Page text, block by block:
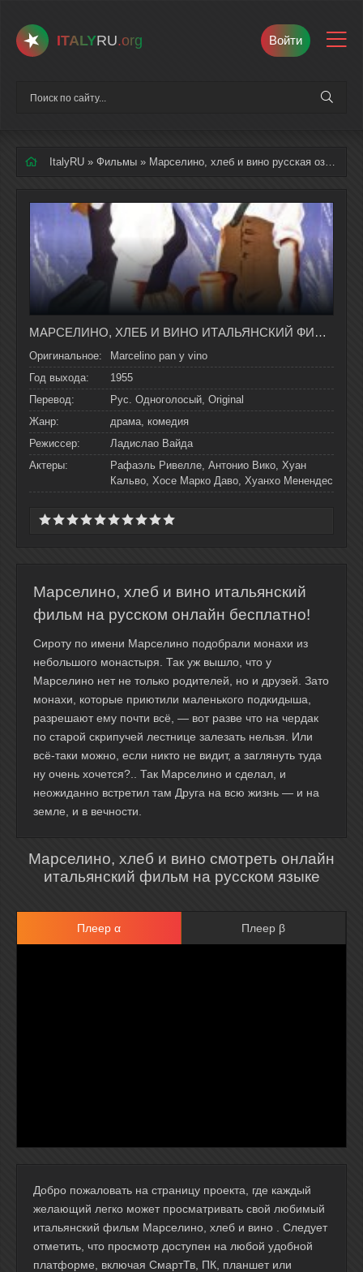
ITALYRU.org Войти
ItalyRU » Фильмы » Марселино, хлеб и вино русская озвучка полностью смотреть онлайн
МАРСЕЛИНО, ХЛЕБ И ВИНО ИТАЛЬЯНСКИЙ ФИЛЬМ НА РУССКОМ ЯЗЫКЕ В ХОРОШЕМ КАЧЕСТВЕ
Оригинальное:
Marcelino pan y vino
Год выхода:
1955
Перевод:
Рус. Одноголосый, Original
Жанр:
драма, комедия
Режиссер:
Ладислао Вайда
Актеры:
Рафаэль Ривелле, Антонио Вико, Хуан
Кальво, Хосе Марко Даво, Хуанхо Менендес
Марселино, хлеб и вино итальянский
фильм на русском онлайн бесплатно!
Сироту по имени Марселино подобрали монахи из
небольшого монастыря. Так уж вышло, что у
Марселино нет не только родителей, но и друзей. Зато
монахи, которые приютили маленького подкидыша,
разрешают ему почти всё, — вот разве что на чердак
по старой скрипучей лестнице залезать нельзя. Или
всё-таки можно, если никто не видит, а заглянуть туда
ну очень хочется?.. Так Марселино и сделал, и
неожиданно встретил там Друга на всю жизнь — и на
земле, и в вечности.
Марселино, хлеб и вино смотреть онлайн
итальянский фильм на русском языке
Плеер α Плеер β
Добро пожаловать на страницу проекта, где каждый
желающий легко может просматривать свой любимый
итальянский фильм Марселино, хлеб и вино . Следует
отметить, что просмотр доступен на любой удобной
платформе, включая СмартТв, ПК, планшет или